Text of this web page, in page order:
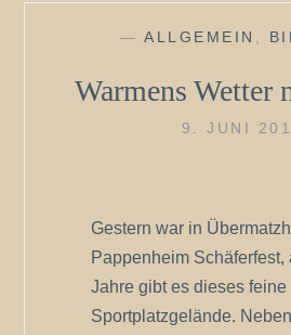
—ALLGEMEIN
Warmens Wetter
9. JUNI
Gestern war in
Pappenheim Schäferfest,
Jahre gibt es dieses feine
Sportplatzgelände.